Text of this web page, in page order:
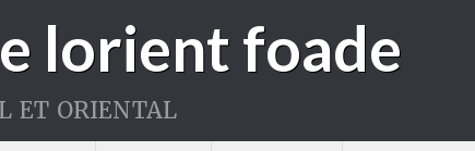
lorient foade
et oriental